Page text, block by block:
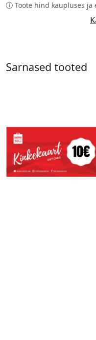
Toote hind kaupluses ja
Sarnased tooted